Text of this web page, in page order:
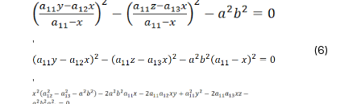
,
,
(6)